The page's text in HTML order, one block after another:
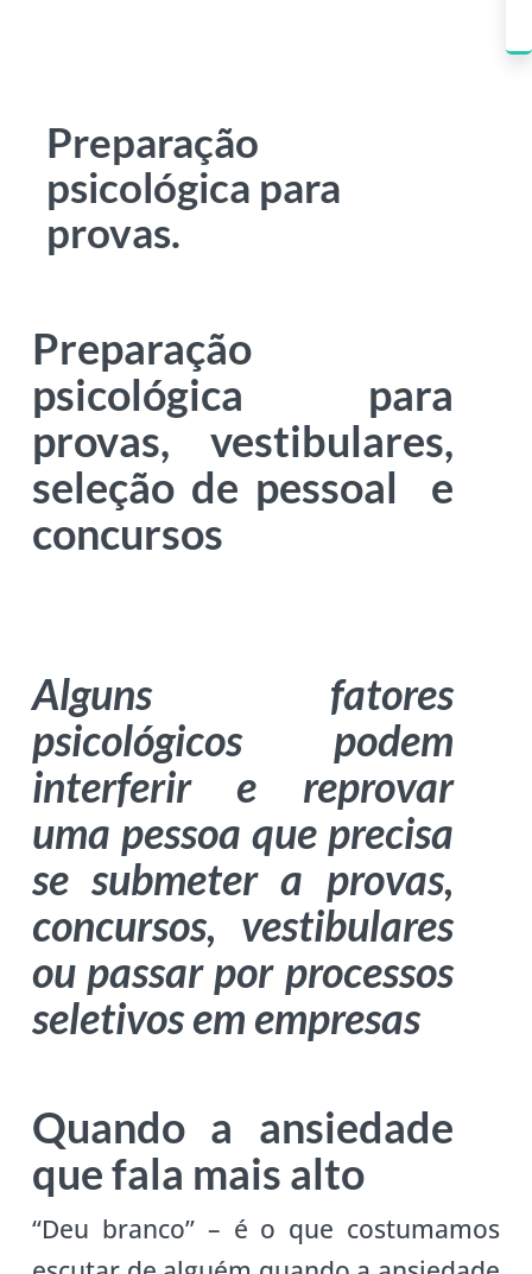
Preparação
psicológica para
provas.
Preparação
psicológica para
provas, vestibulares,
seleção de pessoal e
concursos
Alguns fatores
psicológicos podem
interferir e reprovar
uma pessoa que precisa
se submeter a provas,
concursos, vestibulares
ou passar por processos
seletivos em empresas
Quando a ansiedade
que fala mais alto
“Deu branco” – é o que costumamos